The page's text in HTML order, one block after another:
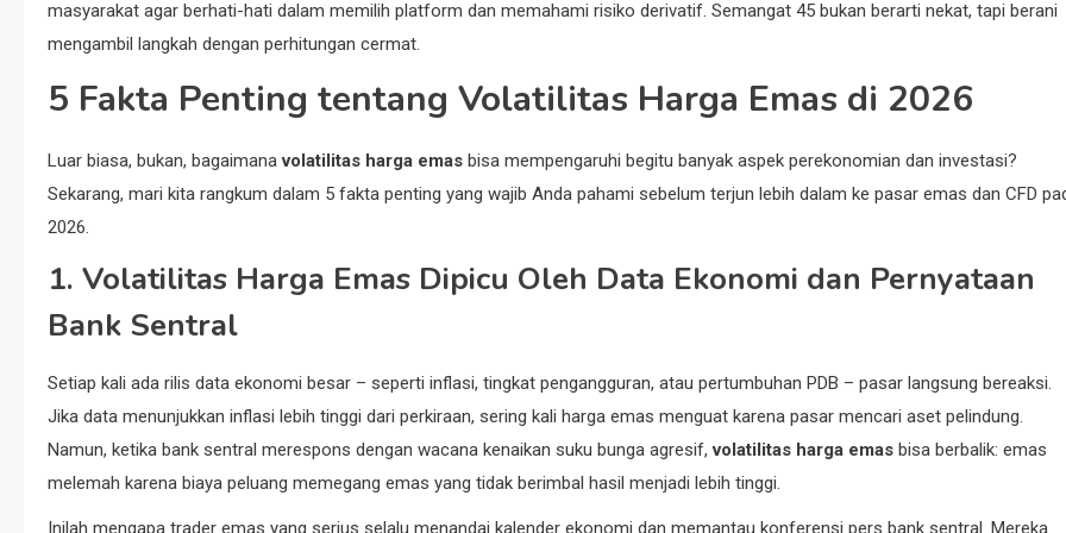
masyarakat agar berhati-hati dalam memilih platform dan memahami risiko derivatif. Semangat 45 bukan berarti nekat, tapi berani
mengambil langkah dengan perhitungan cermat.
5 Fakta Penting tentang Volatilitas Harga Emas di 2026
Luar biasa, bukan, bagaimanavolatilitas harga emas bisa mempengaruhi begitu banyak aspek perekonomian dan investasi?
Sekarang, mari kita rangkum dalam 5 fakta penting yang wajib Anda pahami sebelum terjun lebih dalam ke pasar emas dan CFD
2026.
1. Volatilitas Harga Emas Dipicu Oleh Data Ekonomi dan Pernyataan
Bank Sentral
Setiap kali ada rilis data ekonomi besar – seperti inflasi, tingkat pengangguran, atau pertumbuhan PDB – pasar langsung bereaksi.
Jika data menunjukkan inflasi lebih tinggi dari perkiraan, sering kali harga emas menguat karena pasar mencari aset pelindung.
Namun, ketika bank sentral merespons dengan wacana kenaikan suku bunga agresif,volatilitas harga emas bisa berbalik: emas
melemah karena biaya peluang memegang emas yang tidak berimbal hasil menjadi lebih tinggi.
Inilah mengapa trader emas yang serius selalu menandai kalender ekonomi dan memantau konferensi pers bank sentral. Mereka